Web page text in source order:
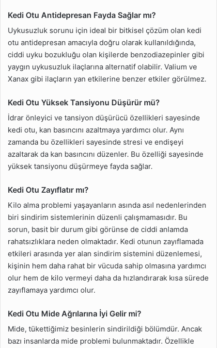
Kedi Otu Antidepresan Fayda Sağlar mı?
Uykusuzluk sorunu için ideal bir bitkisel çözüm olan kedi
otu antidepresan amacıyla doğru olarak kullanıldığında,
ciddi uyku bozukluğu olan kişilerde benzodiazepinler gibi
yaygın uykusuzluk ilaçlarına alternatif olabilir. Valium ve
Xanax gibi ilaçların yan etkilerine benzer etkiler görülmez.
Kedi Otu Yüksek Tansiyonu Düşürür mü?
İdrar önleyici ve tansiyon düşürücü özellikleri sayesinde
kedi otu, kan basıncını azaltmaya yardımcı olur. Aynı
zamanda bu özellikleri sayesinde stresi ve endişeyi
azaltarak da kan basıncını düzenler. Bu özelliği sayesinde
yüksek tansiyonu düşürmeye fayda sağlar.
Kedi Otu Zayıflatır mı?
Kilo alma problemi yaşayanların asında asıl nedenlerinden
biri sindirim sistemlerinin düzenli çalışmamasıdır. Bu
sorun, basit bir durum gibi görünse de ciddi anlamda
rahatsızlıklara neden olmaktadır. Kedi otunun zayıflamada
etkileri arasında yer alan sindirim sistemini düzenlemesi,
kişinin hem daha rahat bir vücuda sahip olmasına yardımcı
olur hem de kilo vermeyi daha da hızlandırarak kısa sürede
zayıflamaya yardımcı olur.
Kedi Otu Mide Ağrılarına İyi Gelir mi?
Mide, tükettiğimiz besinlerin sindirildiği bölümdür. Ancak
bazı insanlarda mide problemi bulunmaktadır. Özellikle